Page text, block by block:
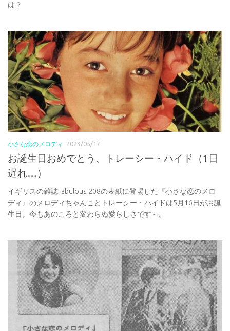
は？
小さな恋のメロディ 2023/05/17
お誕生日おめでとう、トレーシー・ハイド（1日
遅れ…）
イギリスの雑誌Fabulous 208の表紙に登場した『小さな恋のメロ
ディ』のメロディちゃんことトレーシー・ハイドは5月16日がお誕
生日。今もあのころと変わらぬ愛らしさです～。